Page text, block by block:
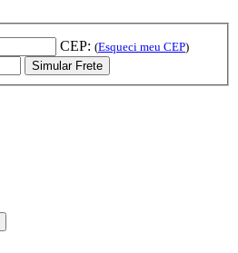
CEP: (Esqueci meu CEP)
Simular Frete